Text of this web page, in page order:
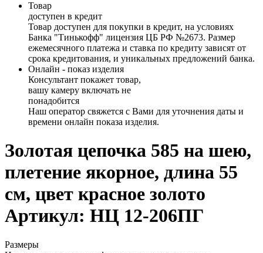
Товар
доступен в кредит
Товар доступен для покупки в кредит, на условиях
Банка "Тинькофф" лицензия ЦБ РФ №2673. Размер
ежемесячного платежа и ставка по кредиту зависят от
срока кредитования, и уникальных предложений банка.
Онлайн - показ изделия
Консультант покажет товар,
вашу камеру включать не
понадобится
Наш оператор свяжется с Вами для уточнения даты и
времени онлайн показа изделия.
Золотая цепочка 585 на шею,
плетение якорное, длина 55
см, цвет красное золото
Артикул: НЦ 12-206ПГ
Размеры